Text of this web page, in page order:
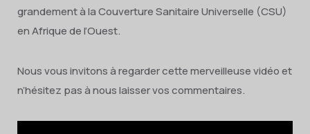
grandement à la Couverture Sanitaire Universelle (CSU)
en Afrique de l’Ouest.
Nous vous invitons à regarder cette merveilleuse vidéo et
n’hésitez pas à nous laisser vos commentaires.